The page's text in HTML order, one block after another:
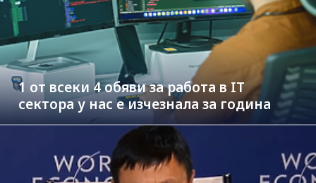
1 от всеки 4 обяви за работа в IT
сектора у нас е изчезнала за година